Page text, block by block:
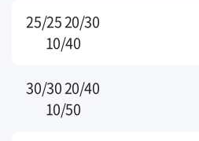
25/25 20/30
10/40
30/30 20/40
10/50